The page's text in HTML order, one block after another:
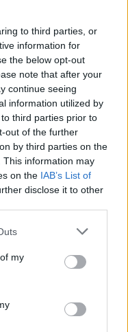
to third parties, or
information for
the below opt-out
note that after your
continue seeing
information utilized by
third parties prior to
out of the further
by third parties on the
This information may
on the IAB’s List of
disclose it to other
my
στο Instagram